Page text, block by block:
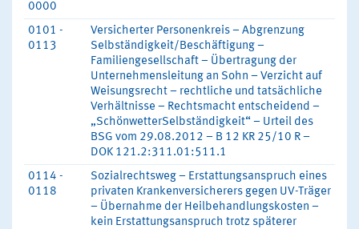
0000
0101 -
0113
Versicherter Personenkreis – Abgrenzung
Selbständigkeit/Beschäftigung –
Familiengesellschaft – Übertragung der
Unternehmensleitung an Sohn – Verzicht auf
Weisungsrecht – rechtliche und tatsächliche
Verhältnisse – Rechtsmacht entscheidend –
„SchönwetterSelbständigkeit“ – Urteil des
BSG vom 29.08.2012 – B 12 KR 25/10 R –
DOK 121.2:311.01:511.1
0114 -
0118
Sozialrechtsweg – Erstattungsanspruch eines
privaten Krankenversicherers gegen UV-Träger
– Übernahme der Heilbehandlungskosten –
kein Erstattungsanspruch trotz späterer